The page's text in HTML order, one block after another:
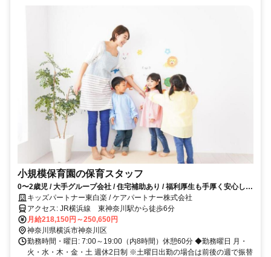
小規模保育園の保育スタッフ
0〜2歳児 / 大手グループ会社 / 住宅補助あり / 福利厚生も手厚く安心して
働けます！
キッズパートナー東白楽 / ケアパートナー株式会社
アクセス: JR横浜線 東神奈川駅から徒歩6分
月給218,150円～250,650円
神奈川県横浜市神奈川区
勤務時間・曜日: 7:00～19:00（内8時間）休憩60分 ◆勤務曜日 月・
火・水・木・金・土 週休2日制 ※土曜日出勤の場合は前後の週で振替